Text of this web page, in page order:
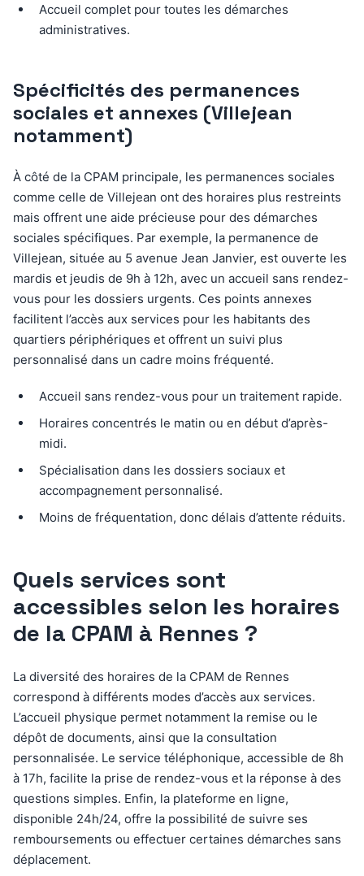
Accueil complet pour toutes les démarches
administratives.
Spécificités des permanences
sociales et annexes (Villejean
notamment)
À côté de la CPAM principale, les permanences sociales
comme celle de Villejean ont des horaires plus restreints
mais offrent une aide précieuse pour des démarches
sociales spécifiques. Par exemple, la permanence de
Villejean, située au 5 avenue Jean Janvier, est ouverte les
mardis et jeudis de 9h à 12h, avec un accueil sans rendez-
vous pour les dossiers urgents. Ces points annexes
facilitent l’accès aux services pour les habitants des
quartiers périphériques et offrent un suivi plus
personnalisé dans un cadre moins fréquenté.
Accueil sans rendez-vous pour un traitement rapide.
Horaires concentrés le matin ou en début d’après-
midi.
Spécialisation dans les dossiers sociaux et
accompagnement personnalisé.
Moins de fréquentation, donc délais d’attente réduits.
Quels services sont
accessibles selon les horaires
de la CPAM à Rennes ?
La diversité des horaires de la CPAM de Rennes
correspond à différents modes d’accès aux services.
L’accueil physique permet notamment la remise ou le
dépôt de documents, ainsi que la consultation
personnalisée. Le service téléphonique, accessible de 8h
à 17h, facilite la prise de rendez-vous et la réponse à des
questions simples. Enfin, la plateforme en ligne,
disponible 24h/24, offre la possibilité de suivre ses
remboursements ou effectuer certaines démarches sans
déplacement.